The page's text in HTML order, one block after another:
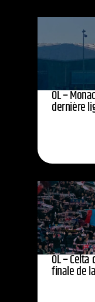
OL –
dernière
OL –
finale de